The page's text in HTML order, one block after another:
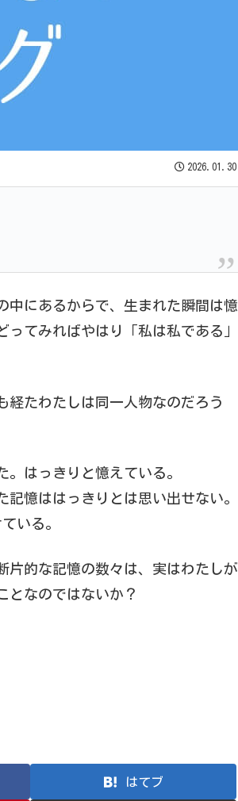
2026.01.30
中にあるからで、生まれた瞬間は憶
てみればやはり「私は私である」
経たわたしは同一人物なのだろう
はっきりと憶えている。
憶ははっきりとは思い出せない。
いる。
片的な記憶の数々は、実はわたしが
となのではないか？
はてブ